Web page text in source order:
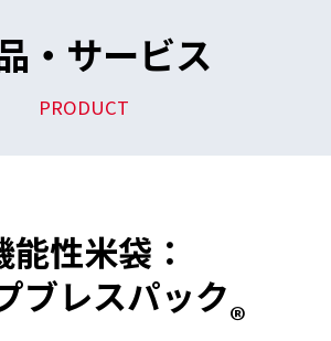
・サービス
PRODUCT
能性米袋：
ブレスパック®